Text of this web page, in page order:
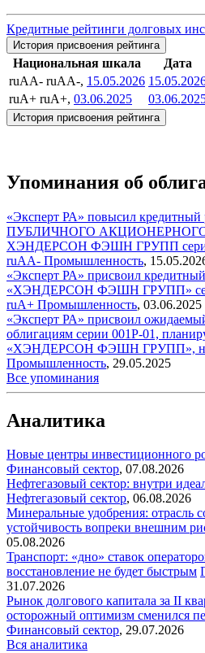
Кредитные рейтинги долговых
История присвоения рейтинга
Национальная шкала
Дата
ruAA- ruAA-, 15.05.2026
ruA+ ruA+, 03.06.2025
История присвоения рейтинга
Упоминания об
«Эксперт РА» повысил кредитный
ПУБЛИЧНОГО
ХЭНДЕРСОН ФЭШН ГРУПП серии
ruAА- Промышленность,
«Эксперт РА» присвоил
«ХЭНДЕРСОН ФЭШН ГРУПП»
ruA+ Промышленность, 03.06.2025
«Эксперт РА» присвоил
облигациям серии 001P-01,
«ХЭНДЕРСОН ФЭШН ГРУПП», на
Промышленность, 29.05.2025
Все упоминания
Аналитика
Новые центры инвестиционного
Финансовый сектор, 07.08.2026
Нефтегазовый сектор: внутри
Нефтегазовый сектор, 06.08.2026
Минеральные удобрения: отрасль
устойчивость вопреки внешним
05.08.2026
Транспорт: «дно» ставок
восстановление не будет быстрым
31.07.2026
Рынок долгового капитала за II
осторожный оптимизм сменился
Финансовый сектор, 29.07.2026
Вся аналитика